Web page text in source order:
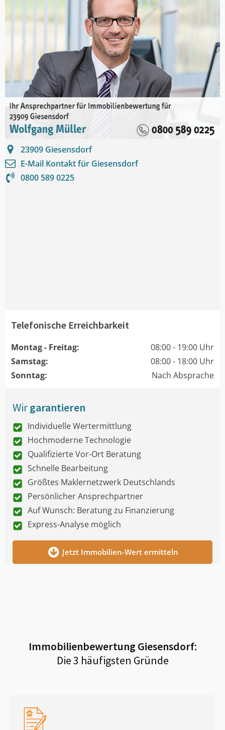
23909 Giesensdorf
E-Mail Kontakt für Giesensdorf
0800 589 0225
Telefonische Erreichbarkeit
Montag - Freitag:
08:00 - 19:00 Uhr
Samstag:
08:00 - 18:00 Uhr
Sonntag:
Nach Absprache
Wirgarantieren
Individuelle Wertermittlung
Hochmoderne Technologie
Qualifizierte Vor-Ort Beratung
Schnelle Bearbeitung
Größtes Maklernetzwerk Deutschlands
Persönlicher Ansprechpartner
Auf Wunsch: Beratung zu Finanzierung
Express-Analyse möglich
Jetzt Immobilien-Wert ermitteln
Immobilienbewertung Giesensdorf:
Die 3 häufigsten Gründe